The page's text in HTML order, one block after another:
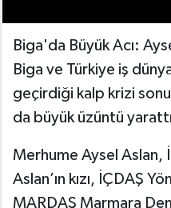
Biga'da Büyük Acı:
Biga ve Türkiye iş
geçirdiği kalp krizi
da büyük üzüntü
Merhume Aysel Aslan,
Aslan’ın kızı, İÇDAŞ
MARDAŞ Marmara